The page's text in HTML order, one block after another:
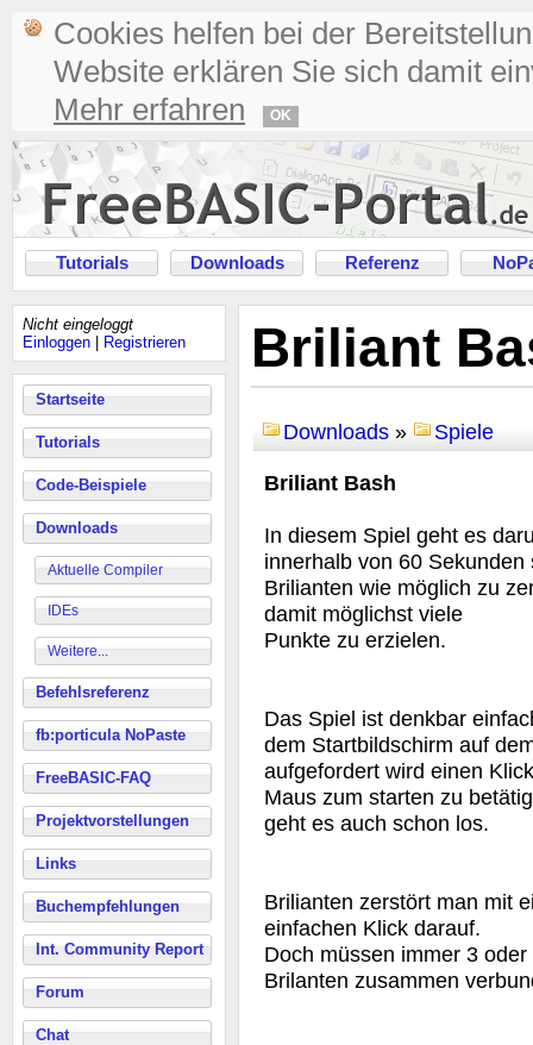
Cookies helfen bei der
Website erklären Sie sich damit
Mehr erfahren
OK
Tutorials Downloads Referenz
Nicht eingeloggt
Einloggen
Registrieren
Startseite
Tutorials
Code-Beispiele
Downloads
Aktuelle Compiler
IDEs
Weitere...
Befehlsreferenz
fb:porticula NoPaste
FreeBASIC-FAQ
Projektvorstellungen
Links
Buchempfehlungen
Int. Community Report
Forum
Chat
Briliant
Downloads » Spiele
Briliant Bash
In diesem Spiel geht es
innerhalb von 60 Sekunden
Brilianten wie möglich zu
damit möglichst viele
Punkte zu erzielen.
Das Spiel ist denkbar
dem Startbildschirm auf
aufgefordert wird einen
Maus zum starten zu
geht es auch schon los.
Brilianten zerstört man mit
einfachen Klick darauf.
Doch müssen immer 3 oder
Brilanten zusammen